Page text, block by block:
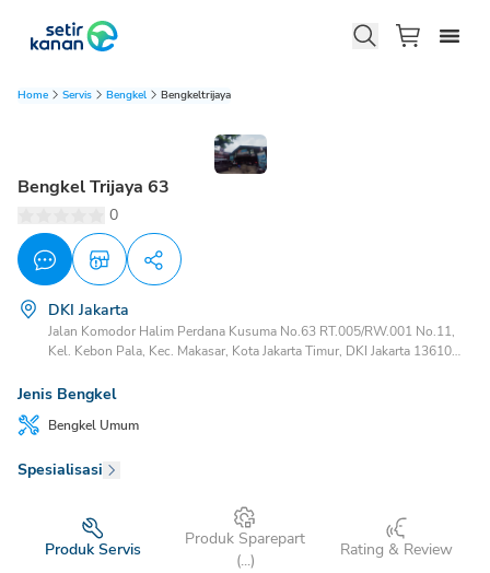
Home Servis Bengkel Bengkeltrijaya
Bengkel Trijaya 63
0
DKI Jakarta
Jalan Komodor Halim Perdana Kusuma No.63 RT.005/RW.001 No.11,
Kel. Kebon Pala, Kec. Makasar, Kota Jakarta Timur, DKI Jakarta 13610
Jenis Bengkel
Bengkel Umum
Spesialisasi
Produk Servis
Produk Sparepart
(...)
Rating & Review